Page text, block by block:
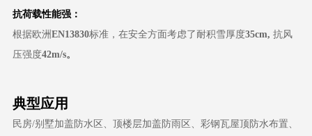
抗荷载性能强：
根据欧洲EN13830标准，在安全方面考虑了耐积雪厚度35cm, 抗风
压强度42m/s。
典型应用
民房/别墅加盖防水区、顶楼层加盖防雨区、彩钢瓦屋顶防水布置、